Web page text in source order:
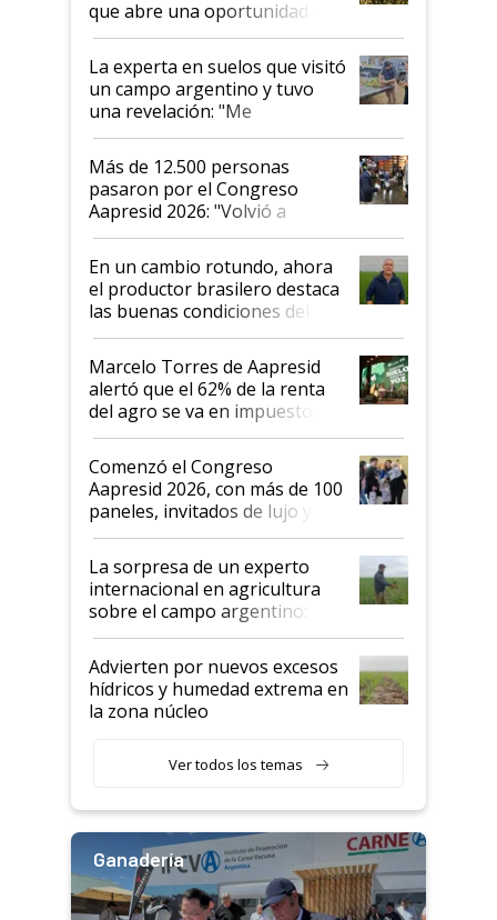
que abre una oportunidad en
el lote
La experta en suelos que visitó
un campo argentino y tuvo
una revelación: "Me
impresionó mucho"
Más de 12.500 personas
pasaron por el Congreso
Aapresid 2026: "Volvió a
demostrar que hablar del
suelo es hablar de todo el
sistema productivo"
En un cambio rotundo, ahora
el productor brasilero destaca
las buenas condiciones del
agro argentino para invertir:
"Los veo más motivados"
Marcelo Torres de Aapresid
alertó que el 62% de la renta
del agro se va en impuestos:
"No es bueno que en
Argentina se sigan discutiendo
las mismas cosas de hace 50
años"
Comenzó el Congreso
Aapresid 2026, con más de 100
paneles, invitados de lujo y
todas las tendencias
La sorpresa de un experto
internacional en agricultura
sobre el campo argentino:
"Estoy muy impresionado"
Advierten por nuevos excesos
hídricos y humedad extrema en
la zona núcleo
Ver todos los temas
Ganadería